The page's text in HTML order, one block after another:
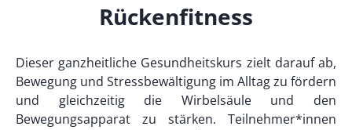
Rückenfitness
Dieser ganzheitliche Gesundheitskurs zielt darauf ab,
Bewegung und Stressbewältigung im Alltag zu fördern
und gleichzeitig die Wirbelsäule und den
Bewegungsapparat zu stärken. Teilnehmer*innen